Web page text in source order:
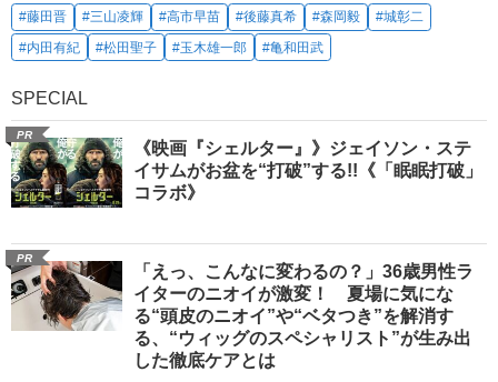
#藤田晋 #三山凌輝 #高市早苗 #後藤真希 #森岡毅
#城彰二
#内田有紀
#松田聖子 #玉木雄一郎 #亀和田武
SPECIAL
PR
《映画『シェルター』》ジェイソン・ステ
イサムがお盆を“打破”する!!《「眠眠打破」
コラボ》
PR
「えっ、こんなに変わるの？」36歳男性ラ
イターのニオイが激変！ 夏場に気にな
る“頭皮のニオイ”や“ベタつき”を解消す
る、“ウィッグのスペシャリスト”が生み出
した徹底ケアとは